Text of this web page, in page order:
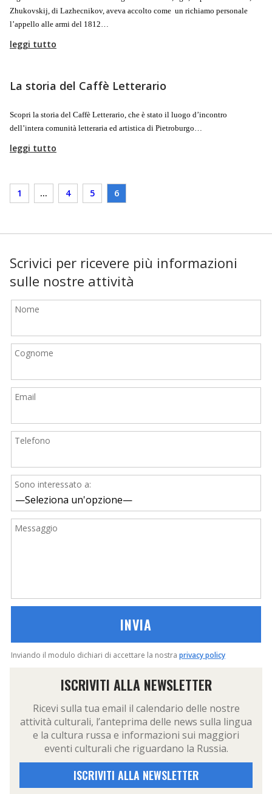
Zhukovskij, di Lazhecnikov, aveva accolto come un richiamo personale
l’appello alle armi del 1812…
leggi tutto
La storia del Caffè Letterario
Scopri la storia del Caffè Letterario, che è stato il luogo d’incontro
dell’intera comunità letteraria ed artistica di Pietroburgo…
leggi tutto
1 … 4 5 6
Scrivici per ricevere più informazioni
sulle nostre attività
Nome
Cognome
Email
Telefono
Sono interessato a:
Messaggio
Inviando il modulo dichiari di accettare la nostra privacy policy
ISCRIVITI ALLA NEWSLETTER
Ricevi sulla tua email il calendario delle nostre
attività culturali, l’anteprima delle news sulla lingua
e la cultura russa e informazioni sui maggiori
eventi culturali che riguardano la Russia.
ISCRIVITI ALLA NEWSLETTER